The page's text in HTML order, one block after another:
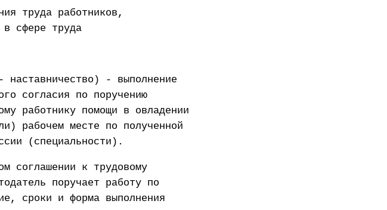
труда работников,
в сфере труда
наставничество) - выполнение
согласия по поручению
работнику помощи в овладении
рабочем месте по полученной
(специальности).
соглашении к трудовому
поручает работу по
сроки и форма выполнения